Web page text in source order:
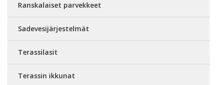
Ranskalaiset parvekkeet
Sadevesijärjestelmät
Terassilasit
Terassin ikkunat